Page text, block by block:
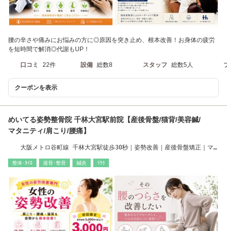
腰の辛さや痛みにお悩みの方に◎原因を突き止め、根本改善！お身体の疲労
を短時間で解消◎代謝もUP！
口コミ 22件 設備 総数8 スタッフ 総数5人
クーポンを表示
めいてる姿勢整骨院 千林大宮駅前院【産後骨盤/猫背/美容鍼/
マタニティ/肩こり/腰痛】
大阪メトロ谷町線 千林大宮駅徒歩30秒｜姿勢改善｜産後骨盤矯正｜マ
整体･ｶｲﾛ 接骨･整骨 鍼灸 ﾘﾗｸ